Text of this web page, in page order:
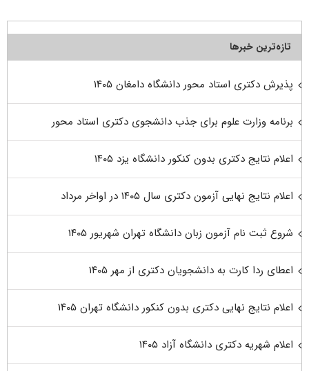
تازه‌ترین خبرها
پذیرش دکتری استاد محور دانشگاه دامغان ۱۴۰۵
برنامه وزارت علوم برای جذب دانشجوی دکتری استاد محور
اعلام نتایج دکتری بدون کنکور دانشگاه یزد ۱۴۰۵
اعلام نتایج نهایی آزمون دکتری سال ۱۴۰۵ در اواخر مرداد
شروع ثبت نام آزمون زبان دانشگاه تهران شهریور ۱۴۰۵
اعطای ردا کارت به دانشجویان دکتری از مهر ۱۴۰۵
اعلام نتایج نهایی دکتری بدون کنکور دانشگاه تهران ۱۴۰۵
اعلام شهریه دکتری دانشگاه آزاد ۱۴۰۵